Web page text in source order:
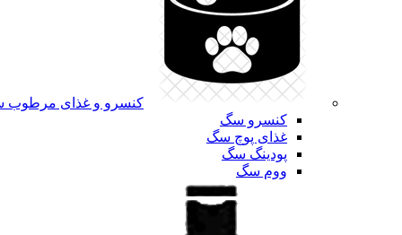
کنسرو و غذای
کنسرو سگ
غذای پوچ سگ
پودینگ سگ
ووم سگ